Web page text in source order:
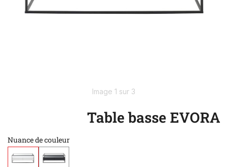
Image 1 sur 3
Table basse EVORA
Nuance de couleur